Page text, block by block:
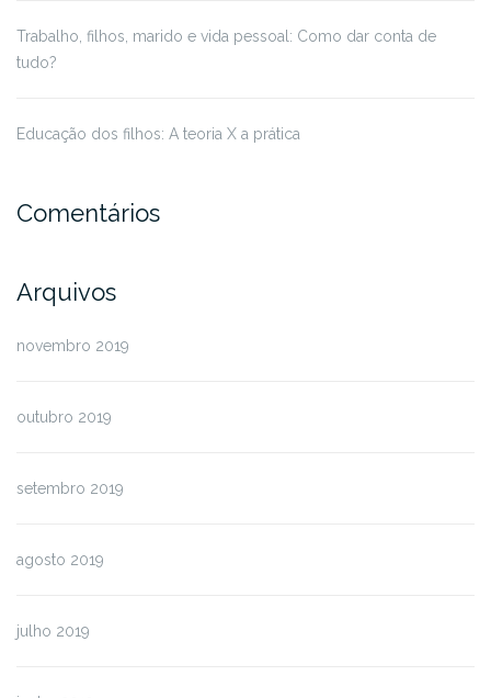
Trabalho, filhos, marido e vida pessoal: Como dar conta de
tudo?
Educação dos filhos: A teoria X a prática
Comentários
Arquivos
novembro 2019
outubro 2019
setembro 2019
agosto 2019
julho 2019